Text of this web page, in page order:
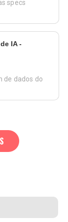
specs
IA -
de dados do